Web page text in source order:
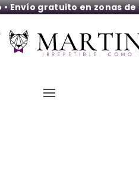
• Envío gratuito en zonas